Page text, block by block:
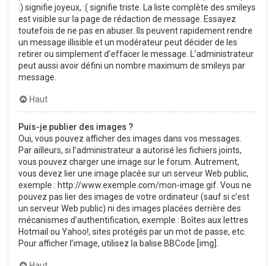
:) signifie joyeux, :( signifie triste. La liste complète des smileys
est visible sur la page de rédaction de message. Essayez
toutefois de ne pas en abuser. Ils peuvent rapidement rendre
un message illisible et un modérateur peut décider de les
retirer ou simplement d’effacer le message. L’administrateur
peut aussi avoir défini un nombre maximum de smileys par
message.
Haut
Puis-je publier des images ?
Oui, vous pouvez afficher des images dans vos messages.
Par ailleurs, si l’administrateur a autorisé les fichiers joints,
vous pouvez charger une image sur le forum. Autrement,
vous devez lier une image placée sur un serveur Web public,
exemple : http://www.exemple.com/mon-image.gif. Vous ne
pouvez pas lier des images de votre ordinateur (sauf si c’est
un serveur Web public) ni des images placées derrière des
mécanismes d’authentification, exemple : Boîtes aux lettres
Hotmail ou Yahoo!, sites protégés par un mot de passe, etc.
Pour afficher l’image, utilisez la balise BBCode [img].